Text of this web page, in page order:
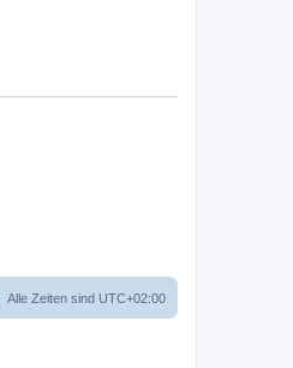
Alle Zeiten sind UTC+02:00